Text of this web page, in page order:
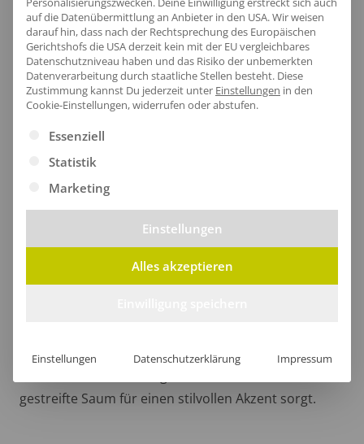
Bequemer Nackenbereich
Der weich gepolsterte Nackenbereich aus
praktischen Aufhängeschlaufe ausgestattet, bleibt
gestreifte Saum für einen stilvollen Akzent sorgt.
auf die Datenübermittlung an Anbieter in den USA. Wir weisen
darauf hin, dass nach der Rechtsprechung des Europäischen
Gerichtshofs die USA derzeit kein mit der EU vergleichbares
Datenschutzniveau haben und das Risiko der unbemerkten
Datenverarbeitung durch staatliche Stellen besteht. Diese
Zustimmung kannst Du jederzeit unter Einstellungen in den
Cookie-Einstellungen, widerrufen oder abstufen.
Es folgt eine Liste der Service-Gruppen, für die eine
Essenziell
Statistik
Marketing
Einstellungen
Alles akzeptieren
Einstellungen Datenschutzerklärung Impressum